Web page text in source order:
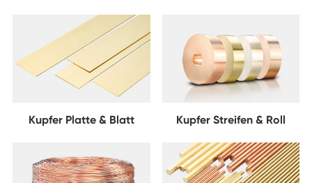
Kupfer Platte & Blatt Kupfer Streifen & Roll